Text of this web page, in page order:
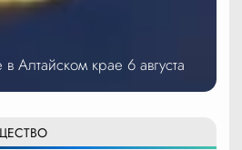
Алтайском крае 6 августа